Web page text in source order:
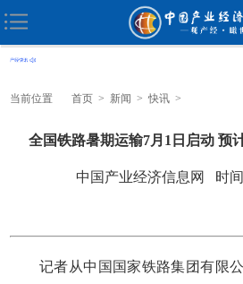
当前位置 首页 > 新闻 > 快讯 >
全国铁路暑期运输7月1日启动 预
中国产业经济信息网 时间
记者从中国国家铁路集团有限公